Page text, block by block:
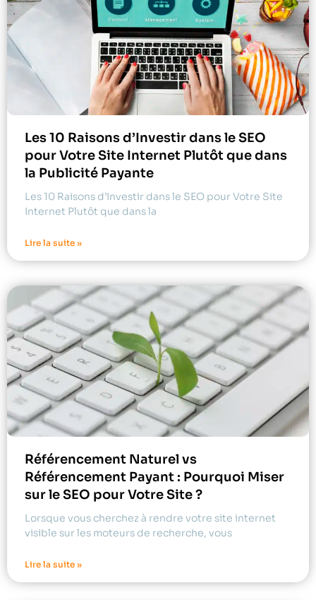
Les 10 Raisons d’Investir dans le SEO
pour Votre Site Internet Plutôt que dans
la Publicité Payante
Les 10 Raisons d’Investir dans le SEO pour Votre Site
Internet Plutôt que dans la
Lire la suite »
Référencement Naturel vs
Référencement Payant : Pourquoi Miser
sur le SEO pour Votre Site ?
Lorsque vous cherchez à rendre votre site internet
visible sur les moteurs de recherche, vous
Lire la suite »